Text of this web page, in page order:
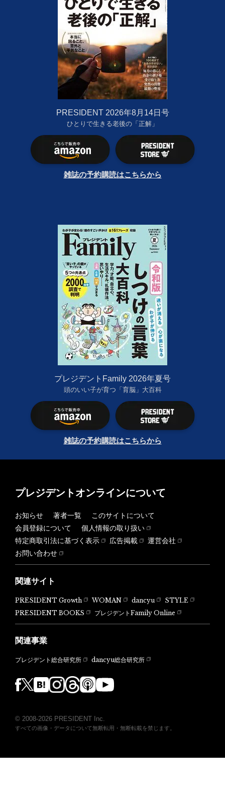
PRESIDENT 2026年8月14日号
ひとりで生きる老後の「正解」
雑誌の予約購読はこちらから
プレジデントFamily 2026年夏号
頭のいい子が育つ「育脳」大百科
雑誌の予約購読はこちらから
プレジデントオンラインについて
お知らせ 著者一覧
このサイトについて
会員登録について
個人情報の取り扱い
特定商取引法に基づく表示
広告掲載
運営会社
お問い合わせ
関連サイト
PRESIDENT Growth WOMAN dancyu
STYLE
PRESIDENT BOOKS
プレジデントFamily Online
関連事業
プレジデント総合研究所 dancyu総合研究所
© 2008-2026 PRESIDENT Inc.
すべての画像・データについて無断転用・無断転載を禁じます。